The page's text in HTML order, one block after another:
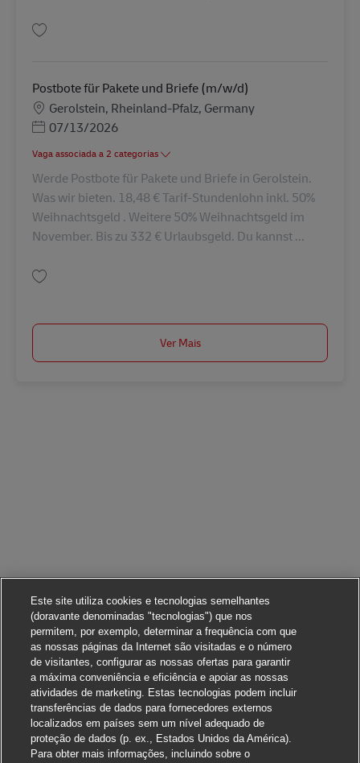
Postbote für Pakete und Briefe (m/w/d)
Localização
Gerolstein, Rheinland-Pfalz, Germany
Posted Date
07/13/2026
Vaga associada a 2 categorias
Werde Postbote für Pakete und Briefe in Gerolstein.
Was wir bieten. 18,48 € Tarif-Stundenlohn inkl. 50%
Weihnachtsgeld . Weitere 50% Weihnachtsgeld im
November. Bis zu 332 € Urlaubsgeld. Du kannst ...
Ver Mais
Este site utiliza cookies e tecnologias semelhantes
(doravante denominadas "tecnologias") que nos
permitem, por exemplo, determinar a frequência com que
as nossas páginas da Internet são visitadas e o número
de visitantes, configurar as nossas ofertas para garantir
a máxima conveniência e eficiência e apoiar as nossas
atividades de marketing. Estas tecnologias podem incluir
transferências de dados para fornecedores externos
localizados em países sem um nível adequado de
proteção de dados (p. ex., Estados Unidos da América).
Para obter mais informações, incluindo sobre o